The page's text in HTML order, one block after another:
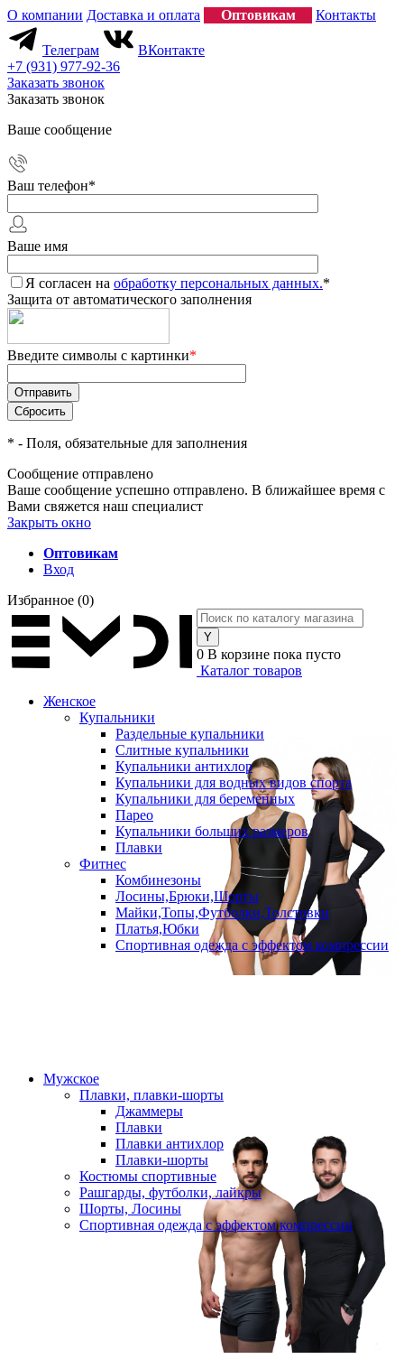
О компании Доставка и оплата Оптовикам Контакты
Телеграм
ВКонтакте
+7 (931) 977-92-36
Заказать звонок
Заказать звонок
Ваше сообщение
Ваш телефон*
Ваше имя
Я согласен на обработку персональных данных.*
Защита от автоматического заполнения
Введите символы с картинки*
* - Поля, обязательные для заполнения
Сообщение отправлено
Ваше сообщение успешно отправлено. В ближайшее время с
Вами свяжется наш специалист
Закрыть окно
Оптовикам
Вход
Избранное (0)
0 В корзине пока пусто
Каталог товаров
Женское
Купальники
Раздельные купальники
Слитные купальники
Купальники антихлор
Купальники для водных видов спорта
Купальники для беременных
Парео
Купальники больших размеров
Плавки
Фитнес
Комбинезоны
Лосины,Брюки,Шорты
Майки,Топы,Футболки,Толстовки
Платья,Юбки
Спортивная одежда с эффектом компрессии
Мужское
Плавки, плавки-шорты
Джаммеры
Плавки
Плавки антихлор
Плавки-шорты
Костюмы спортивные
Рашгарды, футболки, лайкры
Шорты, Лосины
Спортивная одежда с эффектом компрессии